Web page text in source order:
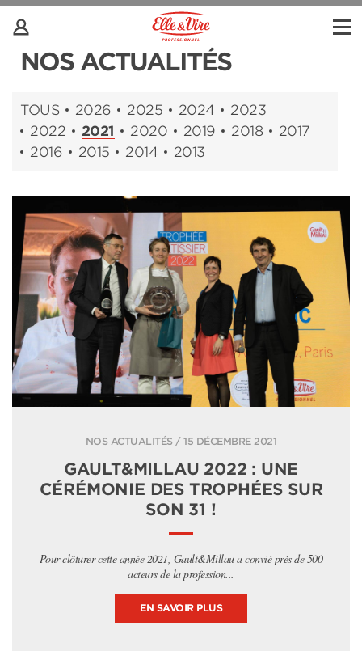
NOS ACTUALITÉS
TOUS 2026 2025 2024
2023
2022
2021 2020 2019 2018
2017
2016
2015 2014 2013
NOS ACTUALITÉS / 15 DÉCEMBRE 2021
GAULT&MILLAU 2022 : UNE
CÉRÉMONIE DES TROPHÉES SUR
SON 31 !
Pour clôturer cette année 2021, Gault&Millau a convié près de 500
acteurs de la profession...
EN SAVOIR PLUS